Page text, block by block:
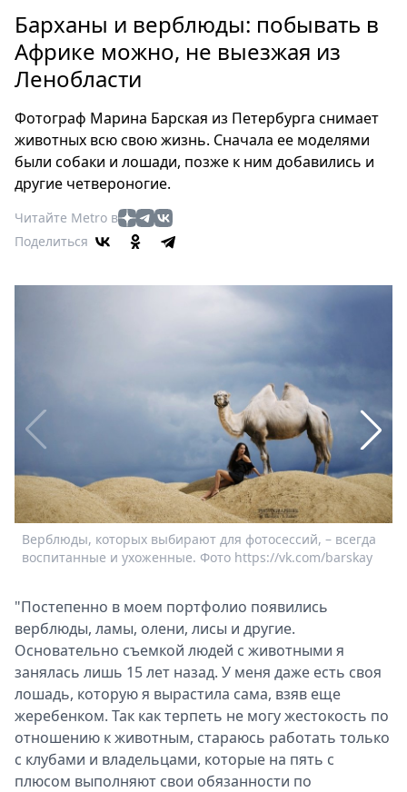
Россия
Мир
Здоровье
Туризм
Мода
Театр
Кино
Афиша
Книги
Выставки
2026
Скачай
Metro
Барханы и верблюды: побывать в
Африке можно, не выезжая из
Ленобласти
Фотограф Марина Барская из Петербурга снимает
животных всю свою жизнь. Сначала ее моделями
были собаки и лошади, позже к ним добавились и
другие четвероногие.
Читайте Metro в
Поделиться
Верблюды, которых выбирают для фотосессий, – всегда
воспитанные и ухоженные. Фото https://vk.com/barskay
"Постепенно в моем портфолио появились
верблюды, ламы, олени, лисы и другие.
Основательно съемкой людей с животными я
занялась лишь 15 лет назад. У меня даже есть своя
лошадь, которую я вырастила сама, взяв еще
жеребенком. Так как терпеть не могу жестокость по
отношению к животным, стараюсь работать только
с клубами и владельцами, которые на пять с
плюсом выполняют свои обязанности по